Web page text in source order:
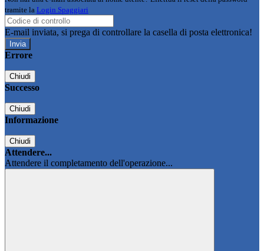
tramite la Login Spaggiari
E-mail inviata, si prega di controllare la casella di posta elettronica!
Errore
Chiudi
Successo
Chiudi
Informazione
Chiudi
Attendere...
Attendere il completamento dell'operazione...